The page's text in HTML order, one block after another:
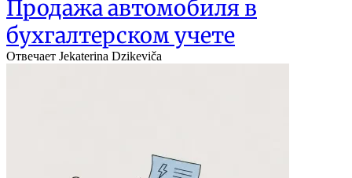
Продажа автомобиля в
бухгалтерском учете
Отвечает Jekaterina Dzikeviča